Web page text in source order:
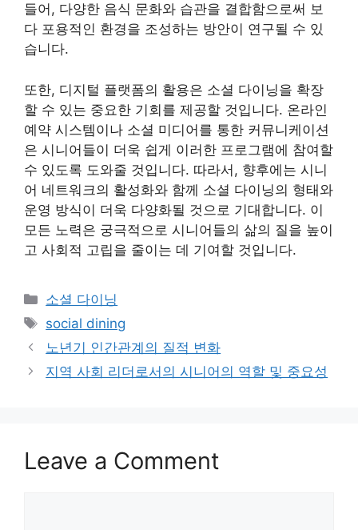
들어, 다양한 음식 문화와 습관을 결합함으로써 보
다 포용적인 환경을 조성하는 방안이 연구될 수 있
습니다.
또한, 디지털 플랫폼의 활용은 소셜 다이닝을 확장
할 수 있는 중요한 기회를 제공할 것입니다. 온라인
예약 시스템이나 소셜 미디어를 통한 커뮤니케이션
은 시니어들이 더욱 쉽게 이러한 프로그램에 참여할
수 있도록 도와줄 것입니다. 따라서, 향후에는 시니
어 네트워크의 활성화와 함께 소셜 다이닝의 형태와
운영 방식이 더욱 다양화될 것으로 기대합니다. 이
모든 노력은 궁극적으로 시니어들의 삶의 질을 높이
고 사회적 고립을 줄이는 데 기여할 것입니다.
Categories
소셜 다이닝
Tags
social dining
노년기 인간관계의 질적 변화
지역 사회 리더로서의 시니어의 역할 및 중요성
Leave a Comment